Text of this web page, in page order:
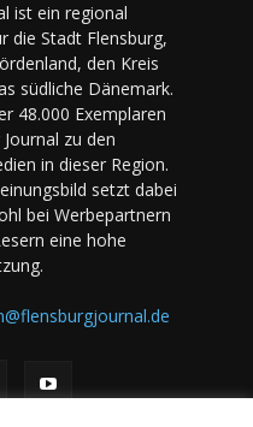
ist ein regional
die Stadt Flensburg,
den Kreis
südliche Dänemark.
48.000 Exemplaren
zu den
in dieser Region.
setzt dabei
bei Werbepartnern
eine hohe